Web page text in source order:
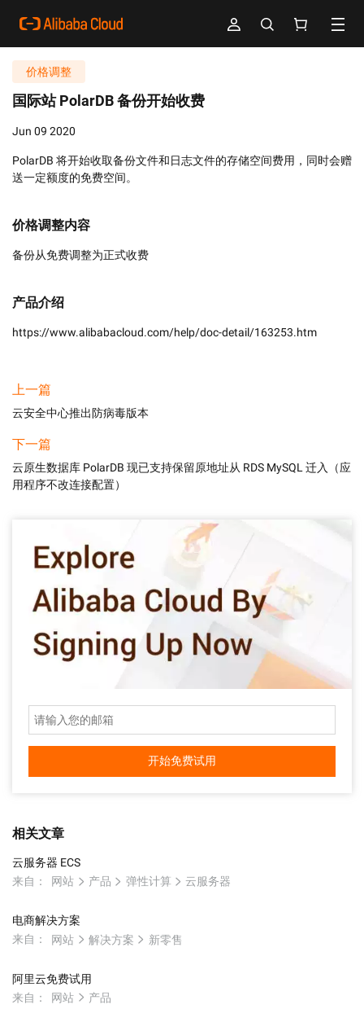
价格调整
国际站 PolarDB 备份开始收费
Jun 09 2020
PolarDB 将开始收取备份文件和日志文件的存储空间费用，同时会赠
送一定额度的免费空间。
价格调整内容
备份从免费调整为正式收费
产品介绍
https://www.alibabacloud.com/help/doc-detail/163253.htm
上一篇
云安全中心推出防病毒版本
下一篇
云原生数据库 PolarDB 现已支持保留原地址从 RDS MySQL 迁入（应
用程序不改连接配置）
开始免费试用
相关文章
云服务器 ECS
来自：
网站 产品 弹性计算 云服务器
电商解决方案
来自：
网站 解决方案 新零售
阿里云免费试用
来自：
网站 产品